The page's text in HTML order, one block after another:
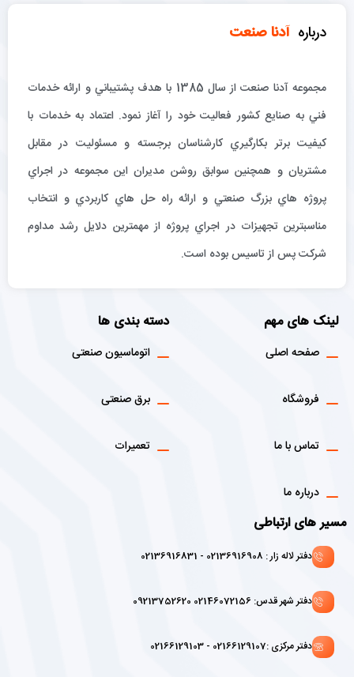
درباره آدنا صنعت
مجموعه آدنا صنعت از سال 1385 با هدف پشتيباني و ارائه خدمات
فني به صنايع كشور فعاليت خود را آغاز نمود. اعتماد به خدمات با
كيفيت برتر بكارگيري كارشناسان برجسته و مسئوليت در مقابل
مشتريان و همچنين سوابق روشن مديران اين مجموعه در اجراي
پروژه هاي بزرگ صنعتي و ارائه راه حل هاي كاربردي و انتخاب
مناسبترين تجهيزات در اجراي پروژه از مهمترين دلايل رشد مداوم
شركت پس از تاسيس بوده است.
لینک های مهم
صفحه اصلی
فروشگاه
تماس با ما
درباره ما
دسته بندی ها
اتوماسیون صنعتی
برق صنعتی
تعمیرات
مسیر های ارتباطی
دفتر لاله زار : 02136916908 - 02136916831
دفتر شهر قدس: 02146072156 09213752620
دفتر مرکزی :02166129107 - 02166129103